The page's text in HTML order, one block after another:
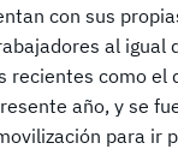
con sus
al igual
como el
año, y se
para ir